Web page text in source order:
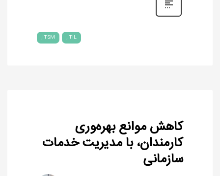
ITIL
ITSM
کاهش موانع بهره‌وری
کارمندان، با مدیریت خدمات
سازمانی